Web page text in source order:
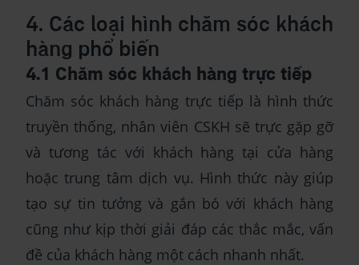
4. Các loại hình chăm sóc khách
hàng phổ biến
4.1 Chăm sóc khách hàng trực tiếp
Chăm sóc khách hàng trực tiếp là hình thức
truyền thống, nhân viên CSKH sẽ trực gặp gỡ
và tương tác với khách hàng tại cửa hàng
hoặc trung tâm dịch vụ. Hình thức này giúp
tạo sự tin tưởng và gắn bó với khách hàng
cũng như kịp thời giải đáp các thắc mắc, vấn
đề của khách hàng một cách nhanh nhất.